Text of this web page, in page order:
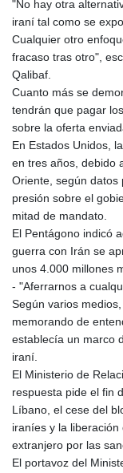
"No hay otra
iraní tal como se
Cualquier otro
fracaso tras otro",
Qalibaf.
Cuanto más se
tendrán que pagar
sobre la oferta
En Estados Unidos,
en tres años, debido
Oriente, según datos
presión sobre el
mitad de mandato.
El Pentágono indicó
guerra con Irán se
unos 4.000 millones
- "Aferrarnos a
Según varios
memorando de
establecía un marco
iraní.
El Ministerio de
respuesta pide el fin
Líbano, el cese del
iraníes y la
extranjero por las
El portavoz del